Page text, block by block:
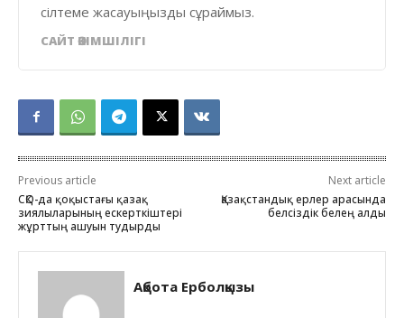
сілтеме жасауыңызды сұраймыз.
САЙТ ӘКІМШІЛІГІ
Previous article
СҚО-да қоқыстағы қазақ
зиялыларының ескерткіштері
жұрттың ашуын тудырды
Next article
Қазақстандық ерлер арасында
белсіздік белең алды
Ақбота Ерболқызы